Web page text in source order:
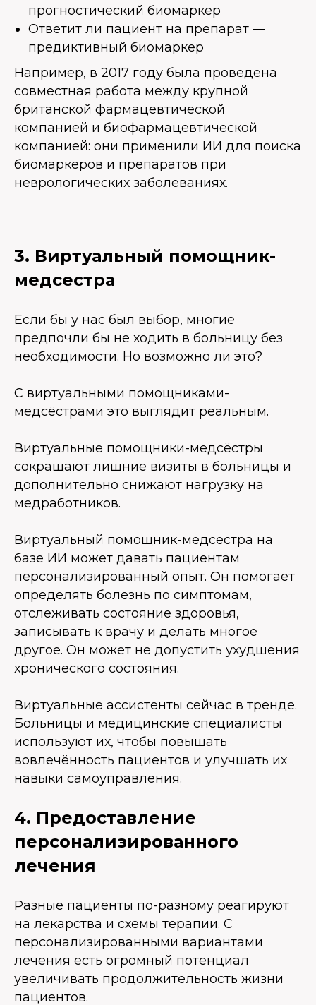
прогностический биомаркер
Ответит ли пациент на препарат —
предиктивный биомаркер
Например, в 2017 году была проведена
совместная работа между крупной
британской фармацевтической
компанией и биофармацевтической
компанией: они применили ИИ для поиска
биомаркеров и препаратов при
неврологических заболеваниях.
3. Виртуальный помощник-
медсестра
Если бы у нас был выбор, многие
предпочли бы не ходить в больницу без
необходимости. Но возможно ли это?
С виртуальными помощниками-
медсёстрами это выглядит реальным.
Виртуальные помощники-медсёстры
сокращают лишние визиты в больницы и
дополнительно снижают нагрузку на
медработников.
Виртуальный помощник-медсестра на
базе ИИ может давать пациентам
персонализированный опыт. Он помогает
определять болезнь по симптомам,
отслеживать состояние здоровья,
записывать к врачу и делать многое
другое. Он может не допустить ухудшения
хронического состояния.
Виртуальные ассистенты сейчас в тренде.
Больницы и медицинские специалисты
используют их, чтобы повышать
вовлечённость пациентов и улучшать их
навыки самоуправления.
4. Предоставление
персонализированного
лечения
Разные пациенты по-разному реагируют
на лекарства и схемы терапии. С
персонализированными вариантами
лечения есть огромный потенциал
увеличивать продолжительность жизни
пациентов.